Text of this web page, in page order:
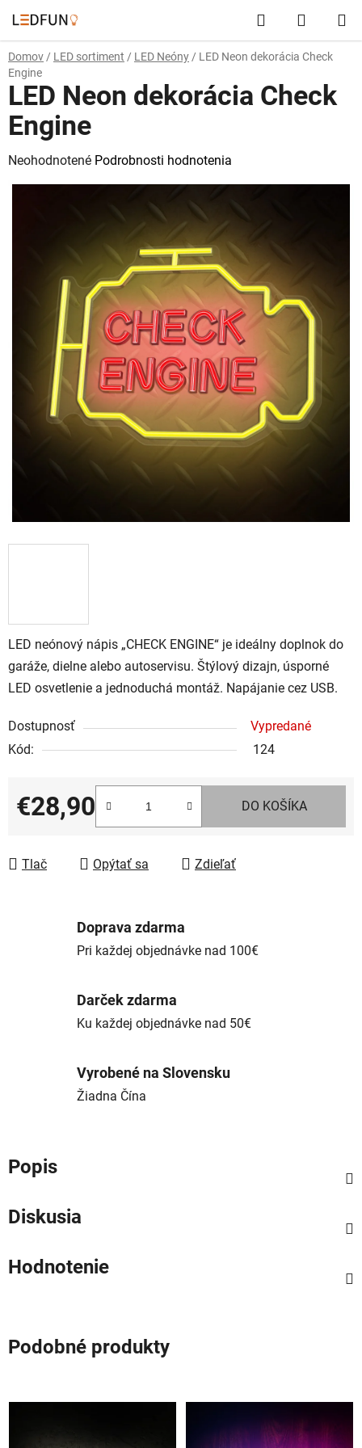
na
obsah
Hľadať
KOŠÍK
Domov / LED sortiment / LED Neóny / LED Neon dekorácia Check
Engine
LED neónový nápis „CHECK ENGINE“ je ideálny doplnok do
garáže, dielne alebo autoservisu. Štýlový dizajn, úsporné
LED osvetlenie a jednoduchá montáž. Napájanie cez USB.
Dostupnosť
Vypredané
Kód:
124
€28,90
Jednotková cena:
DO KOŠÍKA
Tlač Opýtať sa Zdieľať
LED Neon dekorácia Check
Engine
Priemerné
hodnotenie
hviezdičiek.
Neohodnotené Podrobnosti hodnotenia
Doprava zdarma
Pri každej objednávke nad 100€
Darček zdarma
Ku každej objednávke nad 50€
Vyrobené na Slovensku
Žiadna Čína
Popis
Diskusia
Hodnotenie
Podobné produkty